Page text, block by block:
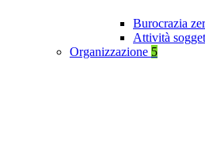
Burocrazia
Attività
Organizzazione 5